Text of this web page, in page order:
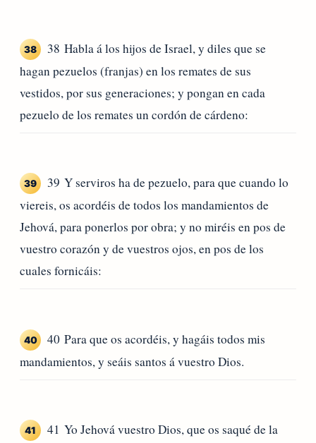
38
38 Habla á los hijos de Israel, y diles que se
hagan pezuelos (franjas) en los remates de sus
vestidos, por sus generaciones; y pongan en cada
pezuelo de los remates un cordón de cárdeno:
39
39 Y serviros ha de pezuelo, para que cuando lo
viereis, os acordéis de todos los mandamientos de
Jehová, para ponerlos por obra; y no miréis en pos de
vuestro corazón y de vuestros ojos, en pos de los
cuales fornicáis:
40
40 Para que os acordéis, y hagáis todos mis
mandamientos, y seáis santos á vuestro Dios.
41
41 Yo Jehová vuestro Dios, que os saqué de la